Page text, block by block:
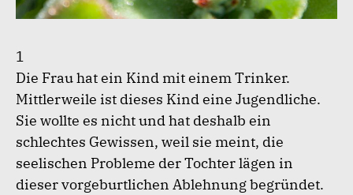
1
Die Frau hat ein Kind mit einem Trinker.
Mittlerweile ist dieses Kind eine Jugendliche.
Sie wollte es nicht und hat deshalb ein
schlechtes Gewissen, weil sie meint, die
seelischen Probleme der Tochter lägen in
dieser vorgeburtlichen Ablehnung begründet.